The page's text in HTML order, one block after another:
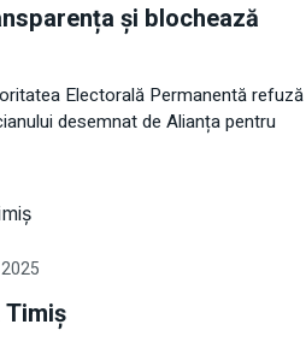
și blochează
Electorală Permanentă refuză
desemnat de Alianța pentru